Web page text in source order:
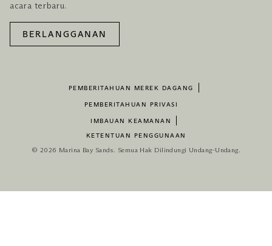
acara terbaru.
BERLANGGANAN
PEMBERITAHUAN MEREK DAGANG
PEMBERITAHUAN PRIVASI
IMBAUAN KEAMANAN
KETENTUAN PENGGUNAAN
© 2026 Marina Bay Sands. Semua Hak Dilindungi Undang-Undang.